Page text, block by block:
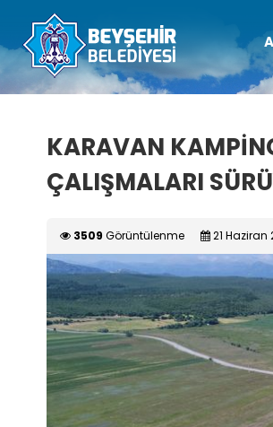
KARAVAN
ÇALIŞMALARI
3509 Görüntülenme 21 Haziran